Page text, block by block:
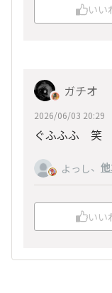
いい
ガチオ
2026/06/03 20:29
ぐふふふ 笑
よっし、
いい